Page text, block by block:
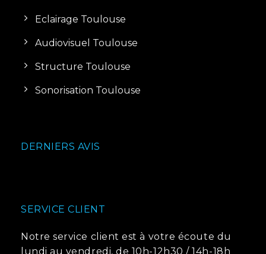
Eclairage Toulouse
Audiovisuel Toulouse
Structure Toulouse
Sonorisation Toulouse
DERNIERS AVIS
SERVICE CLIENT
Notre service client est à votre écoute du
lundi au vendredi, de 10h-12h30 / 14h-18h